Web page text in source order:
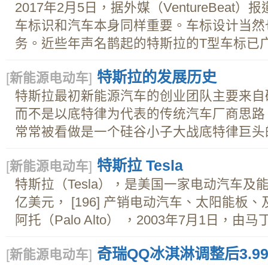
2017年2月5日，据外媒（VentureBeat）
车标识和汽车本身同样重要。车标设计当
务。近些年声名鹊起的特斯拉的T型车标已
[新能源电动车] 特斯拉的发展历史
特斯拉最初新能源汽车的创业团队主要来
而不是以底特律为代表的传统汽车厂商思
常常被看做是一个硅谷小子大战底特律巨头
[新能源电动车] 特斯拉 Tesla
特斯拉（Tesla），是美国一家电动汽车及
亿美元， [196] 产销电动汽车、太阳能板、
阿托（Palo Alto） ，2003年7月1日，由马
[新能源电动车] 奇瑞QQ冰淇淋调整后